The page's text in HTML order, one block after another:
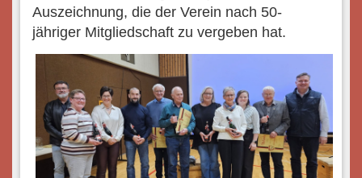
Auszeichnung, die der Verein nach 50-
jähriger Mitgliedschaft zu vergeben hat.